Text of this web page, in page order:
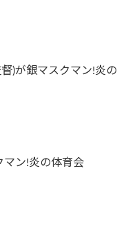
)が銀マスクマン!炎の
マン!炎の体育会